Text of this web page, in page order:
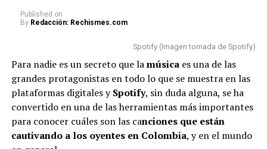
Cabe aclarar que, en medio del concierto, la famosa
se debía a la emoción que estaba viviendo junto a
ellos.
“Me siento supremamente
agradecida por el amor que me
dan siempre. Siento que
Published on
By Redacción: Rechismes.com
Spotify (Imagen tomada de Spotify)
Para nadie es un secreto que lamúsicaes una de las
grandes protagonistas en todo lo que se muestra en las
plataformas digitales ySpotify, sin duda alguna, se ha
convertido en una de las herramientas más importantes
para conocer cuáles son las canciones que están
cautivando a los oyentes en Colombia, y en el mundo